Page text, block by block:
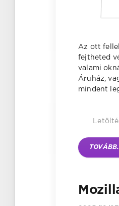
Az ott
fejtheted
valami
Áruház,
mindent